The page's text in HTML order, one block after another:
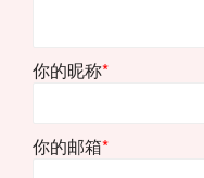
你的昵称*
你的邮箱*